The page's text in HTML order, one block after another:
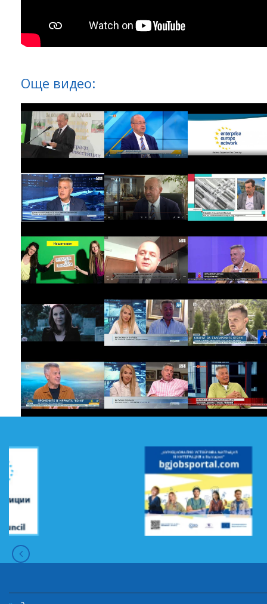
Още видео: